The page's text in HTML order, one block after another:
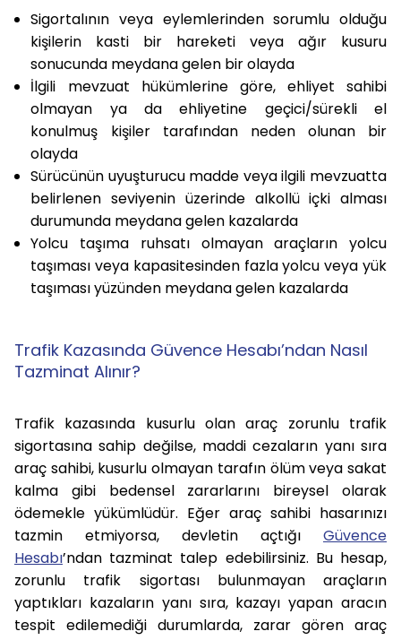
Sigortalının veya eylemlerinden sorumlu olduğu
kişilerin kasti bir hareketi veya ağır kusuru
sonucunda meydana gelen bir olayda
İlgili mevzuat hükümlerine göre, ehliyet sahibi
olmayan ya da ehliyetine geçici/sürekli el
konulmuş kişiler tarafından neden olunan bir
olayda
Sürücünün uyuşturucu madde veya ilgili mevzuatta
belirlenen seviyenin üzerinde alkollü içki alması
durumunda meydana gelen kazalarda
Yolcu taşıma ruhsatı olmayan araçların yolcu
taşıması veya kapasitesinden fazla yolcu veya yük
taşıması yüzünden meydana gelen kazalarda
Trafik Kazasında Güvence Hesabı’ndan Nasıl
Tazminat Alınır?
Trafik kazasında kusurlu olan araç zorunlu trafik
sigortasına sahip değilse, maddi cezaların yanı sıra
araç sahibi, kusurlu olmayan tarafın ölüm veya sakat
kalma gibi bedensel zararlarını bireysel olarak
ödemekle yükümlüdür. Eğer araç sahibi hasarınızı
tazmin etmiyorsa, devletin açtığı Güvence
Hesabı’ndan tazminat talep edebilirsiniz. Bu hesap,
zorunlu trafik sigortası bulunmayan araçların
yaptıkları kazaların yanı sıra, kazayı yapan aracın
tespit edilemediği durumlarda, zarar gören araç